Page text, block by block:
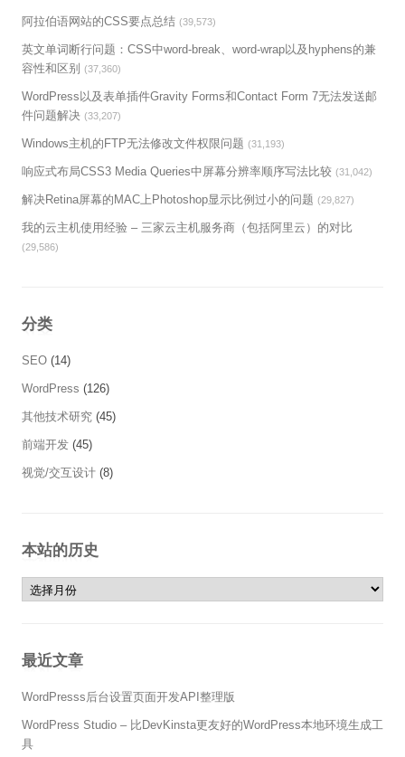
阿拉伯语网站的CSS要点总结 (39,573)
英文单词断行问题：CSS中word-break、word-wrap以及hyphens的兼
容性和区别
(37,360)
WordPress以及表单插件Gravity Forms和Contact Form 7无法发送邮
件问题解决 (33,207)
Windows主机的FTP无法修改文件权限问题 (31,193)
响应式布局CSS3 Media Queries中屏幕分辨率顺序写法比较 (31,042)
解决Retina屏幕的MAC上Photoshop显示比例过小的问题 (29,827)
我的云主机使用经验 – 三家云主机服务商（包括阿里云）的对比
(29,586)
分类
SEO (14)
WordPress (126)
其他技术研究 (45)
前端开发 (45)
视觉/交互设计 (8)
本站的历史
本站的历史
最近文章
WordPresss后台设置页面开发API整理版
WordPress Studio – 比DevKinsta更友好的WordPress本地环境生成工
具